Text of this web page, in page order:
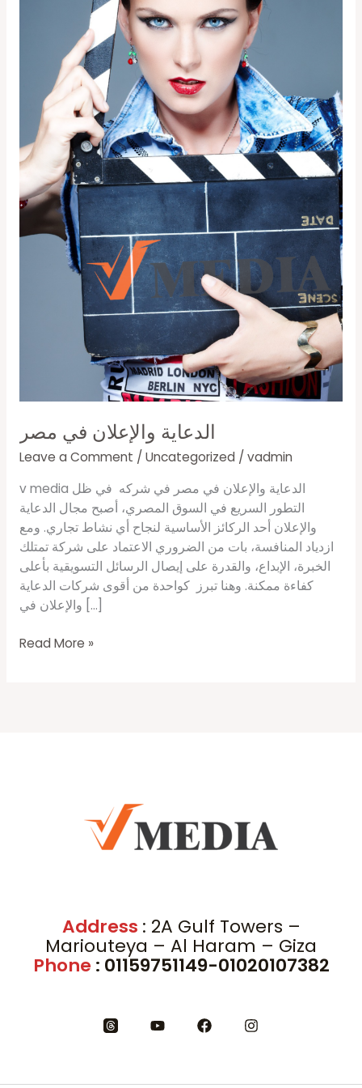
الدعاية والإعلان في مصر
Leave a Comment / Uncategorized / vadmin
v media الدعاية والإعلان في مصر في شركه في ظل
التطور السريع في السوق المصري، أصبح مجال الدعاية
والإعلان أحد الركائز الأساسية لنجاح أي نشاط تجاري. ومع
ازدياد المنافسة، بات من الضروري الاعتماد على شركة تمتلك
الخبرة، الإبداع، والقدرة على إيصال الرسائل التسويقية بأعلى
كفاءة ممكنة. وهنا تبرز كواحدة من أقوى شركات الدعاية
والإعلان في […]
Read More »
Address : 2A Gulf Towers –
Mariouteya – Al Haram – Giza
Phone : 01159751149-01020107382